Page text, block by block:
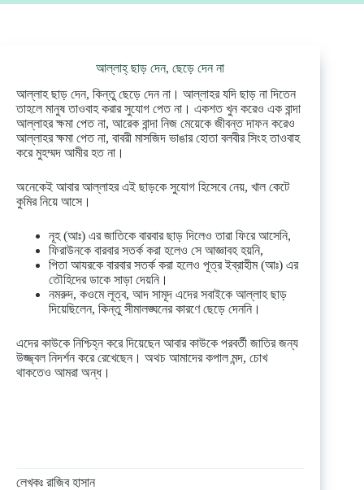
আল্লাহ্ ছাড় দেন, ছেড়ে দেন না
আল্লাহ ছাড় দেন, কিন্তু ছেড়ে দেন না। আল্লাহর যদি ছাড় না দিতেন
তাহলে মানুষ তাওবাহ করার সুযোগ পেত না। একশত খুন করেও এক বান্দা
আল্লাহর ক্ষমা পেত না, আরেক বান্দা নিজ মেয়েকে জীবন্ত দাফন করেও
আল্লাহর ক্ষমা পেত না, বাবরী মাসজিদ ভাঙার হোতা বলবীর সিংহ তাওবাহ
করে মুহম্মদ আমীর হত না।
অনেকেই আবার আল্লাহর এই ছাড়কে সুযোগ হিসেবে নেয়, খাল কেটে
কুমির নিয়ে আসে।
নূহ (আঃ) এর জাতিকে বারবার ছাড় দিলেও তারা ফিরে আসেনি,
ফিরাউনকে বারবার সতর্ক করা হলেও সে আজ্ঞাবহ হয়নি,
পিতা আযরকে বারবার সতর্ক করা হলেও পূত্র ইব্রাহীম (আঃ) এর
তৌহিদের ডাকে সাড়া দেয়নি।
নমরুদ, কওমে লূত্ব, আদ সামূদ এদের সবাইকে আল্লাহ ছাড়
দিয়েছিলেন, কিন্তু সীমালঙ্ঘনের কারণে ছেড়ে দেননি।
এদের কাউকে নিশ্চিহ্ন করে দিয়েছেন আবার কাউকে পরবর্তী জাতির জন্য
উজ্জ্বল নিদর্শন করে রেখেছেন। অথচ আমাদের কপাল মন্দ, চোখ
থাকতেও আমরা অন্ধ।
লেখকঃ রাজিব হাসান